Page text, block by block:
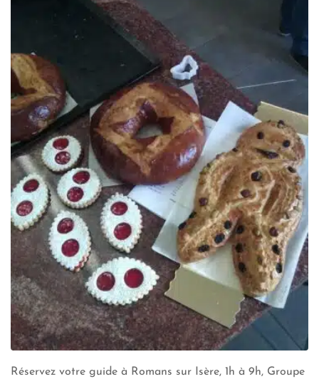
Réservez votre guide à Romans sur Isère, 1h à 9h, Groupe